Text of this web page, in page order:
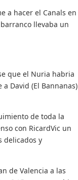
a hacer el Canals en
llevaba un
que el Nuria habria
David (El Bannanas)
de toda la
con RicardVic un
delicados y
de Valencia a las